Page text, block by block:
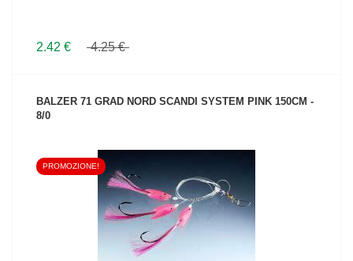
2.42 € 4.25 €
BALZER 71 GRAD NORD SCANDI SYSTEM PINK 150CM -
8/0
VEDI IL PRODOTTO
PROMOZIONE!